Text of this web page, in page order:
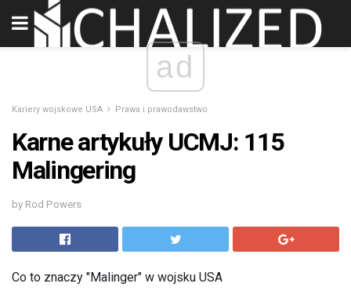
ad
Kariery wojskowe USA Prawa i prawodawstwo
Karne artykuły UCMJ: 115
Malingering
by Rod Powers
Co to znaczy "Malinger" w wojsku USA